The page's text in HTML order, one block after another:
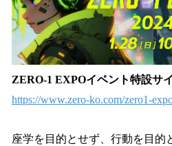
読
み
込
み
で
す
ZERO-1 EXPOイベント特設サ
https://www.zero-ko.com/zero1-
座学を目的とせず、行動を目的